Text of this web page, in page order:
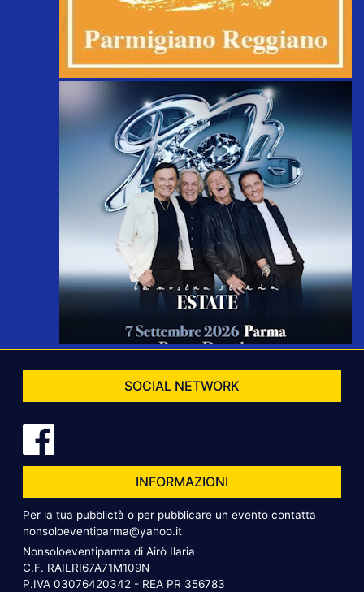
SOCIAL NETWORK
INFORMAZIONI
Per la tua pubblictà o per pubblicare un evento contatta
nonsoloeventiparma@yahoo.it
Nonsoloeventiparma di Airò Ilaria
C.F. RAILRI67A71M109N
P.IVA 03076420342 - REA PR 356783